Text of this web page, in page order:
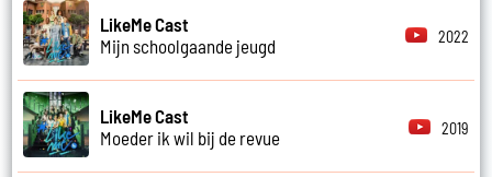
LikeMe Cast
Mijn schoolgaande jeugd
2022
LikeMe Cast
Moeder ik wil bij de revue
2019